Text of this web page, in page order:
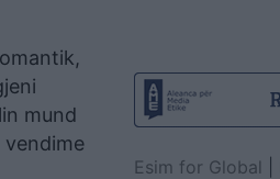
mund
vendime
Esim for Global